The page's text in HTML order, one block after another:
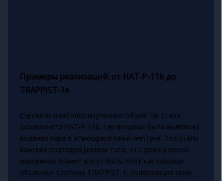
Примеры реализаций: от HAT-P-11b до
TRAPPIST-1e
Одним из наиболее изученных объектов стала
экзопланета HAT-P-11b, где впервые была выявлена
водяная пара в атмосфере мини-нептуна. Это стало
важным подтверждением того, что даже у менее
массивных планет могут быть плотные газовые
оболочки. Система TRAPPIST-1, содержащая семь